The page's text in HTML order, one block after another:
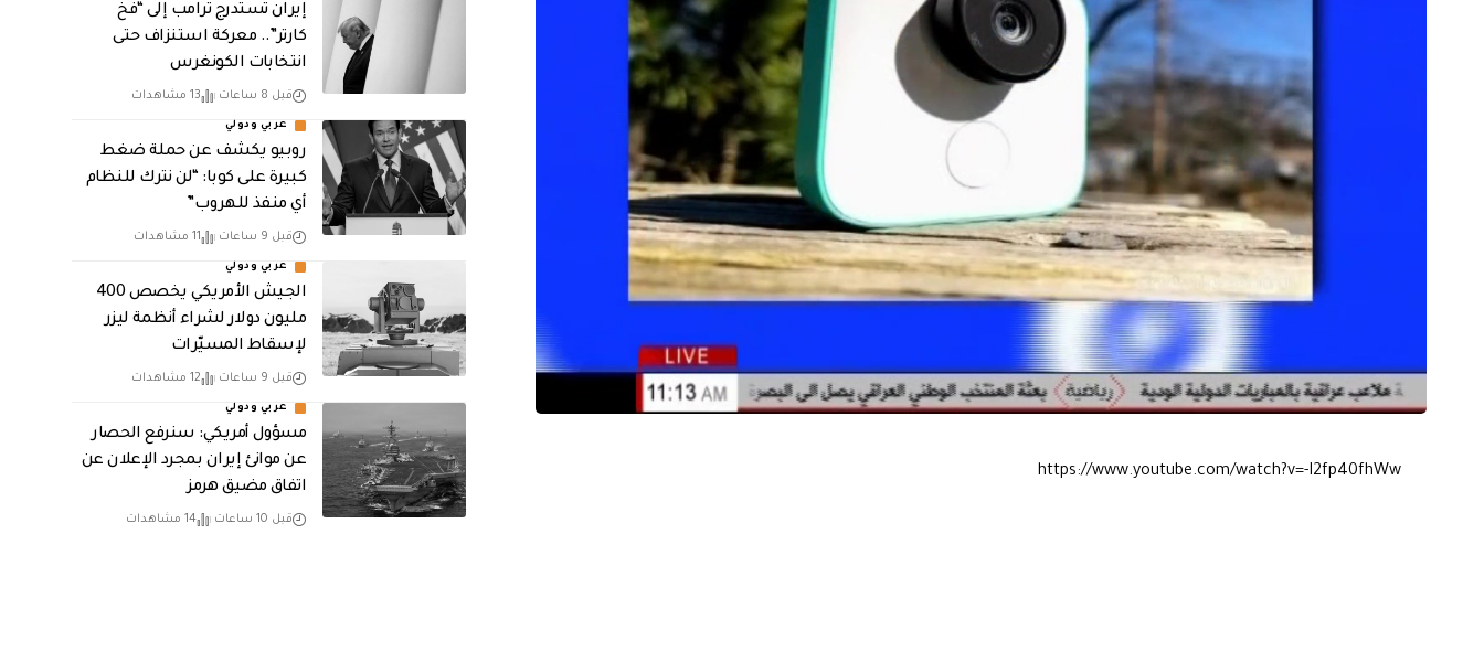
https://www.youtube.com/watch?v=-I2fp40fhWw
إيران تستدرج ترامب إلى “فخ
كارتر”.. معركة استنزاف حتى
انتخابات الكونغرس
قبل 8 ساعات 13 مشاهدات
عربي ودولي
روبيو يكشف عن حملة ضغط
كبيرة على كوبا: “لن نترك للنظام
أي منفذ للهروب”
قبل 9 ساعات 11 مشاهدات
عربي ودولي
الجيش الأمريكي يخصص 400
مليون دولار لشراء أنظمة ليزر
لإسقاط المسيّرات
قبل 9 ساعات 12 مشاهدات
عربي ودولي
مسؤول أمريكي: سنرفع الحصار
عن موانئ إيران بمجرد الإعلان عن
اتفاق مضيق هرمز
قبل 10 ساعات 14 مشاهدات